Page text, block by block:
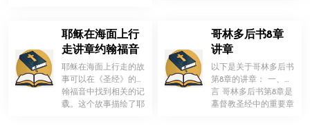
耶稣在海面上行
走讲章约翰福音
耶稣在海面上行走的故
事可以在《圣经》的约
翰福音中找到相关的记
载。这个故事描绘了耶
！
哥林多后书8章
讲章
以下是关于哥林多后书
第8章的讲章： 一、引
言 哥林多后书第8章是
基督教圣经中的重要章
！